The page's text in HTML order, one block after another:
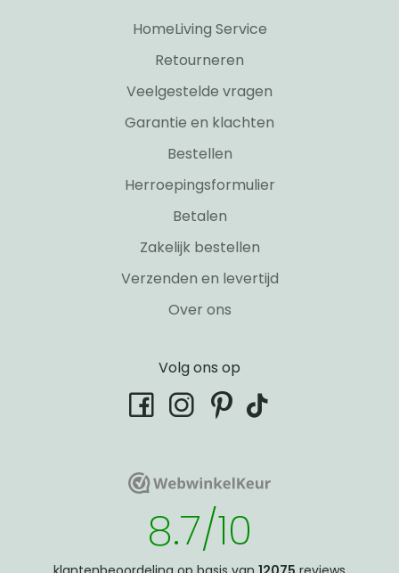
HomeLiving Service
Retourneren
Veelgestelde vragen
Garantie en klachten
Bestellen
Herroepingsformulier
Betalen
Zakelijk bestellen
Verzenden en levertijd
Over ons
Volg ons op
facebookinstagram
pinterest
tiktok
WebwinkelKeurWebwinkelKeur
8.7/10